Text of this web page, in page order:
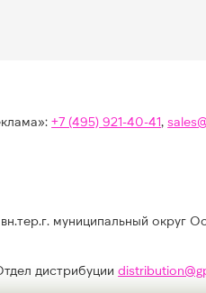
+7 (495) 921-40-41,
муниципальный округ
дистрибуции